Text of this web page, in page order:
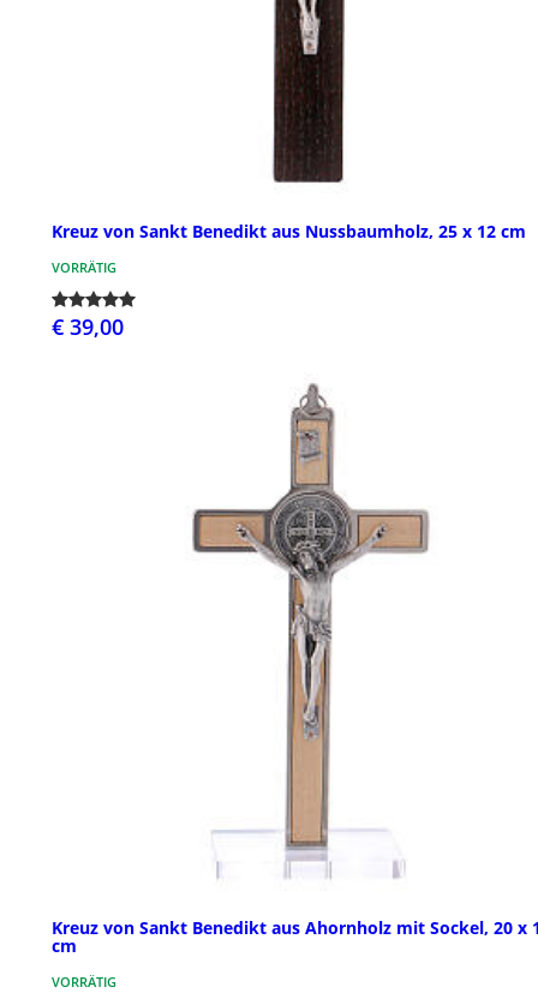
Kreuz von Sankt Benedikt aus Nussbaumholz, 25 x 12 cm
VORRÄTIG
€ 39,00
Kreuz von Sankt Benedikt aus Ahornholz mit Sockel, 20 x
cm
VORRÄTIG